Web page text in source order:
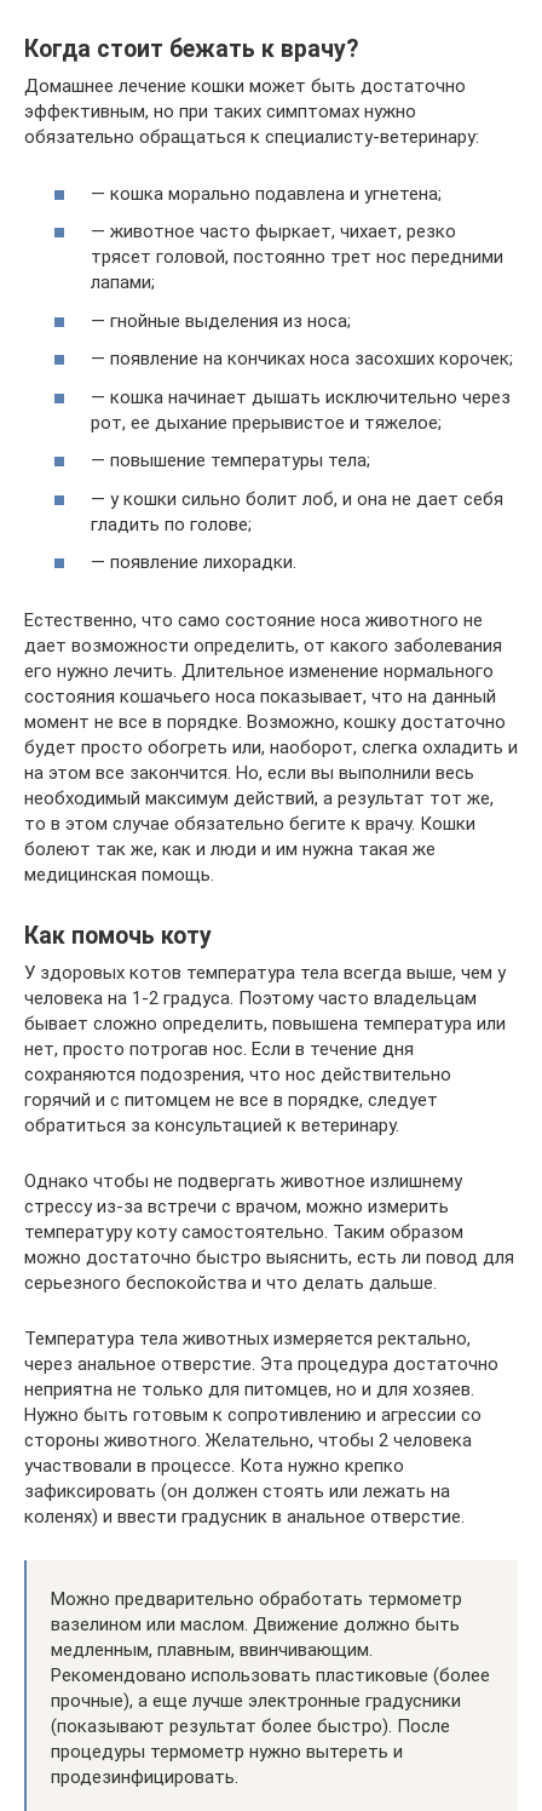
Когда стоит бежать к врачу?
Домашнее лечение кошки может быть достаточно
эффективным, но при таких симптомах нужно
обязательно обращаться к специалисту-ветеринару:
— кошка морально подавлена и угнетена;
— животное часто фыркает, чихает, резко
трясет головой, постоянно трет нос передними
лапами;
— гнойные выделения из носа;
— появление на кончиках носа засохших корочек;
— кошка начинает дышать исключительно через
рот, ее дыхание прерывистое и тяжелое;
— повышение температуры тела;
— у кошки сильно болит лоб, и она не дает себя
гладить по голове;
— появление лихорадки.
Естественно, что само состояние носа животного не
дает возможности определить, от какого заболевания
его нужно лечить. Длительное изменение нормального
состояния кошачьего носа показывает, что на данный
момент не все в порядке. Возможно, кошку достаточно
будет просто обогреть или, наоборот, слегка охладить и
на этом все закончится. Но, если вы выполнили весь
необходимый максимум действий, а результат тот же,
то в этом случае обязательно бегите к врачу. Кошки
болеют так же, как и люди и им нужна такая же
медицинская помощь.
Как помочь коту
У здоровых котов температура тела всегда выше, чем у
человека на 1-2 градуса. Поэтому часто владельцам
бывает сложно определить, повышена температура или
нет, просто потрогав нос. Если в течение дня
сохраняются подозрения, что нос действительно
горячий и с питомцем не все в порядке, следует
обратиться за консультацией к ветеринару.
Однако чтобы не подвергать животное излишнему
стрессу из-за встречи с врачом, можно измерить
температуру коту самостоятельно. Таким образом
можно достаточно быстро выяснить, есть ли повод для
серьезного беспокойства и что делать дальше.
Температура тела животных измеряется ректально,
через анальное отверстие. Эта процедура достаточно
неприятна не только для питомцев, но и для хозяев.
Нужно быть готовым к сопротивлению и агрессии со
стороны животного. Желательно, чтобы 2 человека
участвовали в процессе. Кота нужно крепко
зафиксировать (он должен стоять или лежать на
коленях) и ввести градусник в анальное отверстие.
Можно предварительно обработать термометр
вазелином или маслом. Движение должно быть
медленным, плавным, ввинчивающим.
Рекомендовано использовать пластиковые (более
прочные), а еще лучше электронные градусники
(показывают результат более быстро). После
процедуры термометр нужно вытереть и
продезинфицировать.